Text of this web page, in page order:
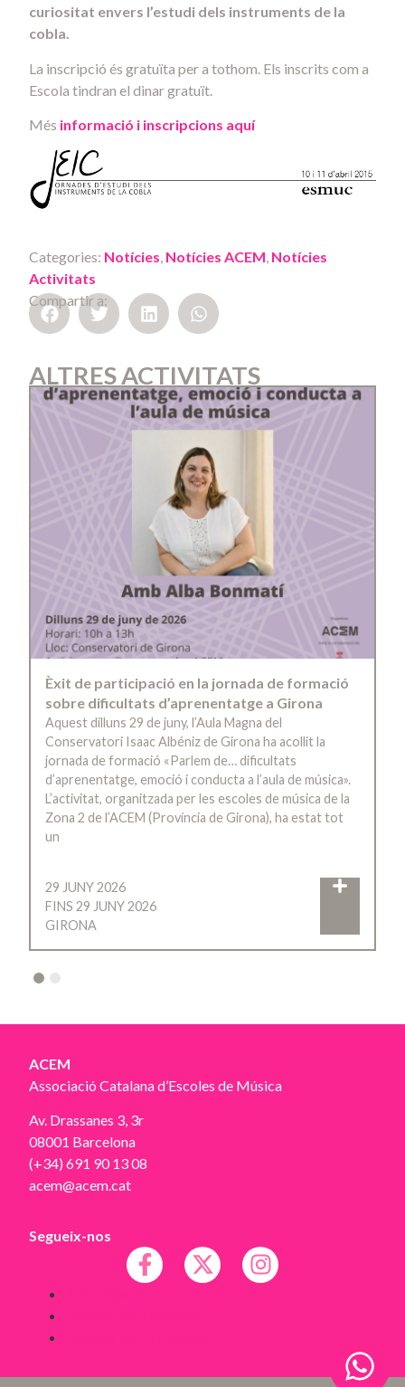
curiositat envers l’estudi dels instruments de la
cobla.
La inscripció és gratuïta per a tothom. Els inscrits com a
Escola tindran el dinar gratuït.
Més informació i inscripcions aquí
Categories: Notícies, Notícies ACEM, Notícies
Activitats
Compartir a:
ALTRES ACTIVITATS
Èxit de participació en la jornada de formació
sobre dificultats d’aprenentatge a Girona
Aquest dilluns 29 de juny, l’Aula Magna del
Conservatori Isaac Albéniz de Girona ha acollit la
jornada de formació «Parlem de… dificultats
d’aprenentatge, emoció i conducta a l’aula de música».
L’activitat, organitzada per les escoles de música de la
Zona 2 de l’ACEM (Província de Girona), ha estat tot
un
29 JUNY 2026
FINS 29 JUNY 2026
GIRONA
ACEM
Associació Catalana d’Escoles de Música
Av. Drassanes 3, 3r
08001 Barcelona
(+34) 691 90 13 08
acem@acem.cat
Segueix-nos